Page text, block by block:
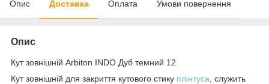
Опис Доставка Оплата Умови повернення
Опис
Кут зовнішній Arbiton INDO Дуб темний 12
Кут зовнішній для закриття кутового стику плінтуса , служить